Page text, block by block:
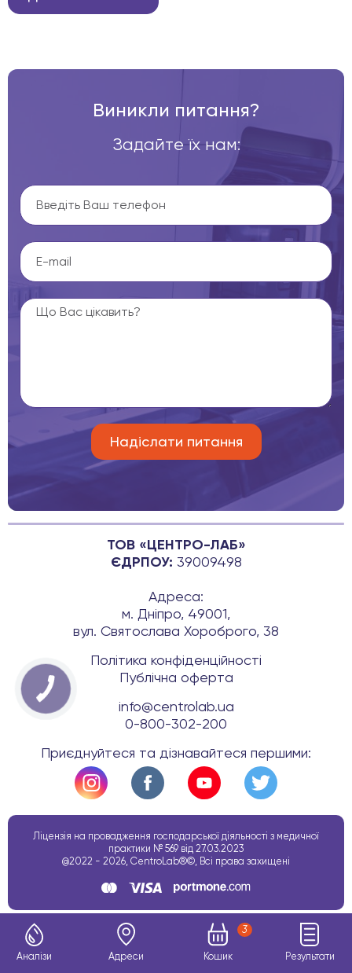
Виникли питання?
Задайте їх нам:
ТОВ «ЦЕНТРО-ЛАБ»
ЄДРПОУ: 39009498
Адреса:
м. Дніпро, 49001,
вул. Святослава Хороброго, 38
Політика конфіденційності
Публічна оферта
info@centrolab.ua
0-800-302-200
Приєднуйтеся та дізнавайтеся першими:
Ліцензія на провадження господарської діяльності з медичної
практики № 569 від 27.03.2023
@2022 - 2026, CentroLab®©, Всі права захищені
Аналізи Адреси Кошик
3
Результати